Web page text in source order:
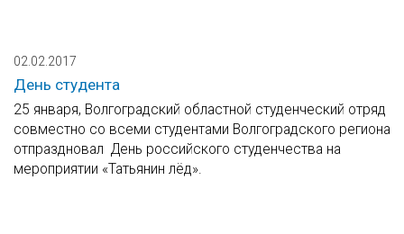
02.02.2017
День студента
25 января, Волгоградский областной студенческий отряд
совместно со всеми студентами Волгоградского региона
отпраздновал День российского студенчества на
мероприятии «Татьянин лёд».